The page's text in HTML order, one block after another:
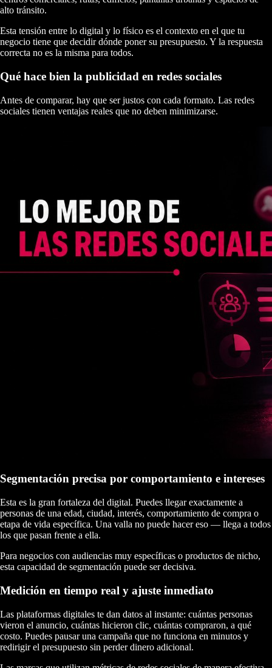
alto tránsito.
Esta tensión entre lo digital y lo físico es el contexto en el que tu
negocio tiene que decidir dónde poner su presupuesto. Y la respuesta
correcta no es la misma para todos.
Qué hace bien la publicidad en redes sociales
Antes de comparar, hay que ser justos con cada formato. Las redes
sociales tienen ventajas reales que no deben minimizarse.
Segmentación precisa por comportamiento e intereses
Esta es la gran fortaleza del digital. Puedes llegar exactamente a
personas de una edad, ciudad, interés, comportamiento de compra o
etapa de vida específica. Una valla no puede hacer eso — llega a todos
los que pasan frente a ella.
Para negocios con audiencias muy específicas o productos de nicho,
esta capacidad de segmentación puede ser decisiva.
Medición en tiempo real y ajuste inmediato
Las plataformas digitales te dan datos al instante: cuántas personas
vieron el anuncio, cuántas hicieron clic, cuántas compraron, a qué
costo. Puedes pausar una campaña que no funciona en minutos y
redirigir el presupuesto sin perder dinero adicional.